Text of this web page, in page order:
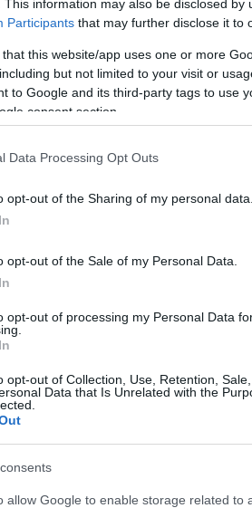
This information may also be disclosed by
Participants that may further disclose it to
that this website/app uses one or more
but not limited to your visit or
to Google and its third-party tags to use
consent section.
Data Processing Opt Outs
opt-out of the Sharing of my personal data.
opt-out of the Sale of my Personal Data.
opt-out of processing my Personal Data
opt-out of Collection, Use, Retention,
Data that Is Unrelated with the
allow Google to enable storage related to
- 12:50
στον Κυρανάκη
ρητορική
- 23:58
«Η Βάγια
είναι οι συνέπειες